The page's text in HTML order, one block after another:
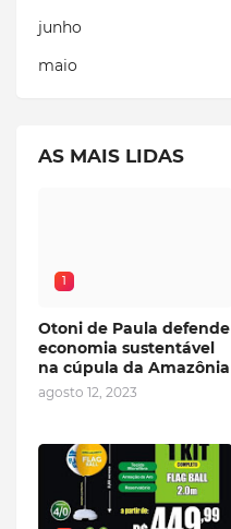
junho
maio
AS MAIS LIDAS
1
Otoni de Paula defende
economia sustentável
na cúpula da Amazônia
agosto 12, 2023